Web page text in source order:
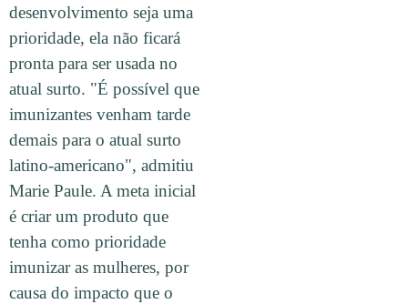
desenvolvimento seja uma
prioridade, ela não ficará
pronta para ser usada no
atual surto. "É possível que
imunizantes venham tarde
demais para o atual surto
latino-americano", admitiu
Marie Paule. A meta inicial
é criar um produto que
tenha como prioridade
imunizar as mulheres, por
causa do impacto que o